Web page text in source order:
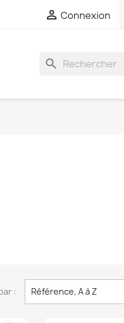
 Connexion
search
: Référence, A à Z